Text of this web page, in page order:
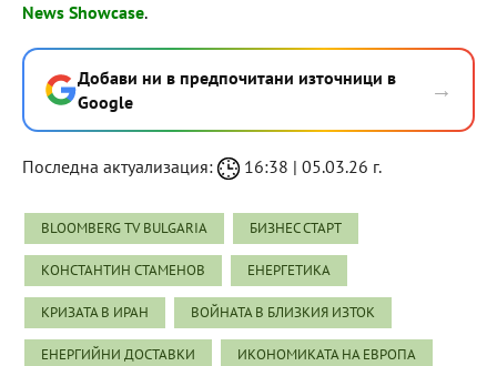
News Showcase.
Добави ни в предпочитани източници в
Google
→
Последна актуализация: 16:38 | 05.03.26 г.
BLOOMBERG TV BULGARIA БИЗНЕС СТАРТ
КОНСТАНТИН СТАМЕНОВ ЕНЕРГЕТИКА
КРИЗАТА В ИРАН ВОЙНАТА В БЛИЗКИЯ ИЗТОК
ЕНЕРГИЙНИ ДОСТАВКИ ИКОНОМИКАТА НА ЕВРОПА